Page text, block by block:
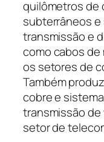
quilômetros de
subterrâneos e
transmissão e
como cabos de
os setores de
Também
cobre e
transmissão de
setor de